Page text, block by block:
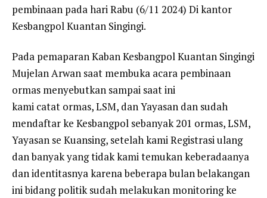
pembinaan pada hari Rabu (6/11 2024) Di kantor
Kesbangpol Kuantan Singingi.
Pada pemaparan Kaban Kesbangpol Kuantan Singingi
Mujelan Arwan saat membuka acara pembinaan
ormas menyebutkan sampai saat ini
kami catat ormas, LSM, dan Yayasan dan sudah
mendaftar ke Kesbangpol sebanyak 201 ormas, LSM,
Yayasan se Kuansing, setelah kami Registrasi ulang
dan banyak yang tidak kami temukan keberadaanya
dan identitasnya karena beberapa bulan belakangan
ini bidang politik sudah melakukan monitoring ke